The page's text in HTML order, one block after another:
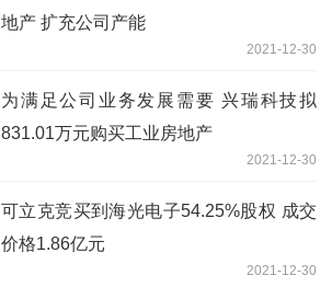
地产 扩充公司产能
2021-12-30
为满足公司业务发展需要 兴瑞科技拟
831.01万元购买工业房地产
2021-12-30
可立克竞买到海光电子54.25%股权 成交
价格1.86亿元
2021-12-30